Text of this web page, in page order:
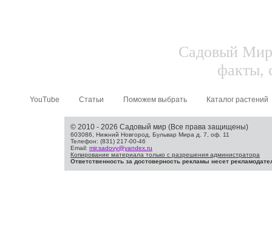
Садовый
факты,
YouTube Статьи Поможем выбрать Каталог растений
© 2010 - 2026 Садовый мир (Все права защищены)
603086, Нижний Новгород, Бульвар Мира д. 7, оф. 11
Телефон: (831) 217-00-46
Email: mir.sadovy@yandex.ru
Копирование материала только с разрешения администратора
Ответственность за достоверность рекламы несет